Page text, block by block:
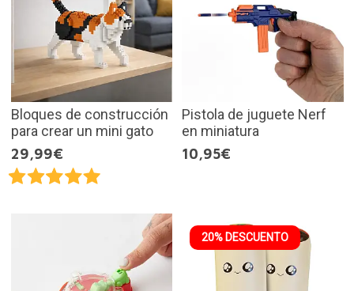
Bloques de construcción
para crear un mini gato
29,99€
Pistola de juguete Nerf
en miniatura
10,95€
20% DESCUENTO